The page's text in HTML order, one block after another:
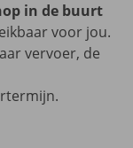
in de buurt
voor jou.
vervoer, de